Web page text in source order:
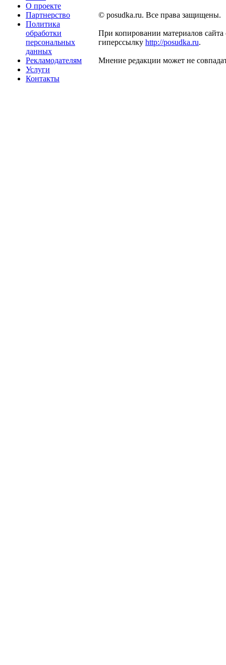
О проекте
Партнерство
Политика
обработки
персональных
данных
Рекламодателям
Услуги
Контакты
© posudka.ru. Все права защищены.
При копировании материалов сайта
гиперссылку http://posudka.ru.
Мнение редакции может не